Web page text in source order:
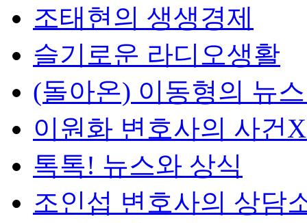
조태현의 생생경제
슬기로운 라디오생활
(돌아온) 이동형의 뉴
이원화 변호사의 사건
톡톡! 뉴스와 상식
조인섭 변호사의 상담